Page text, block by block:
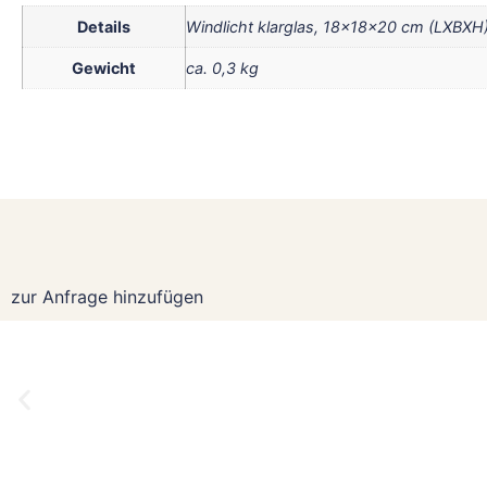
Details Windlicht klarglas, 18x18x20 cm
Gewicht ca. 0,3 kg
zur Anfrage hinzufügen